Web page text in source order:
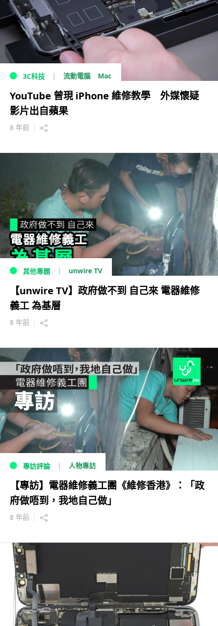
3C科技 流動電腦 Mac
YouTube 曾現 iPhone 維修教學 外媒懷疑
影片出自蘋果
8 年前
其他專題 unwire TV
【unwire TV】政府做不到 自己來 電器維修
義工 為基層
8 年前
專訪評論 人物專訪
【專訪】電器維修義工團《維修香港》：「政
府做唔到，我地自己做」
8 年前